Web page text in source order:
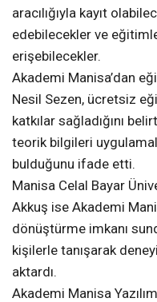
aracılığıyla kayıt
edebilecekler ve
erişebilecekler.
Akademi Manisa’dan
Nesil Sezen, ücretsiz
katkılar sağladığını
teorik bilgileri
bulduğunu ifade etti.
Manisa Celal Bayar
Akkuş ise Akademi
dönüştürme imkanı
kişilerle tanışarak
aktardı.
Akademi Manisa